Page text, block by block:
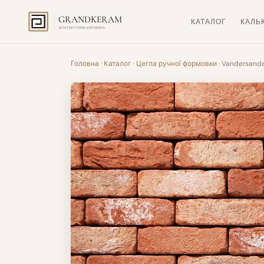
GRANDKERAM
АРХІТЕКТУРНА КЕРАМІКА
КАТАЛОГ
Головна · Каталог · Цегла ручної формовки·